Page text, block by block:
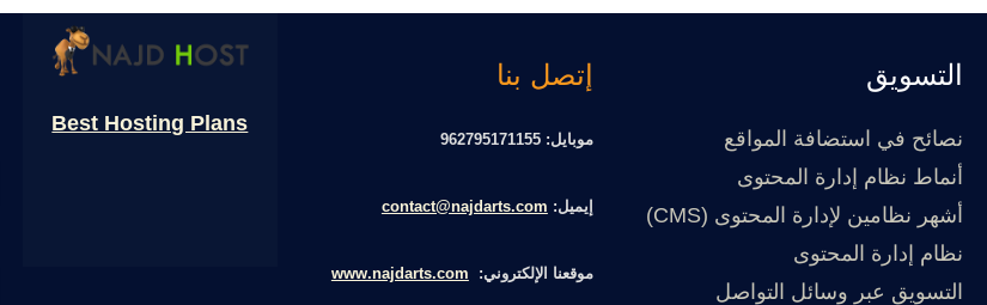
التسويق
نصائح في استضافة المواقع
أنماط نظام إدارة المحتوى
أشهر نظامين لإدارة المحتوى (CMS)
نظام إدارة المحتوى
التسويق عبر وسائل التواصل
إتصل بنا
موبايل: 962795171155
إيميل: contact@najdarts.com
موقعنا الإلكتروني: www.najdarts.com
Best Hosting Plans